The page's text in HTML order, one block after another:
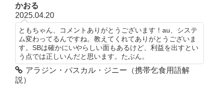
かおる
2025.04.20
ともちゃん、コメントありがとうございます！au、システ
ム変わってるんですね。教えてくれてありがとうございま
す。SBは確かにいやらしい面もあるけど、利益を出すとい
う点では正しいんだと思います。たぶん。
アラジン・パスカル・ジニー（携帯乞食用語解
説）